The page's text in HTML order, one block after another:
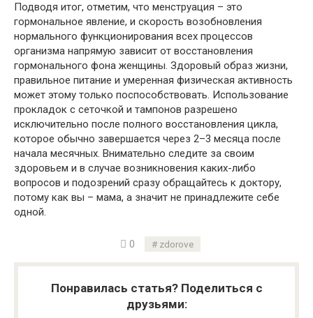
Подводя итог, отметим, что менструация – это
гормональное явление, и скорость возобновления
нормального функционирования всех процессов
организма напрямую зависит от восстановления
гормонального фона женщины. Здоровый образ жизни,
правильное питание и умеренная физическая активность
может этому только поспособствовать. Использование
прокладок с сеточкой и тампонов разрешено
исключительно после полного восстановления цикла,
которое обычно завершается через 2–3 месяца после
начала месячных. Внимательно следите за своим
здоровьем и в случае возникновения каких-либо
вопросов и подозрений сразу обращайтесь к доктору,
потому как вы – мама, а значит не принадлежите себе
одной.
0 zdorove
Понравилась статья? Поделиться с
друзьями: